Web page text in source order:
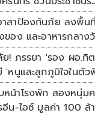
สาป้องกันภัย ลงพื้น
ของ และอาหารกลาง
งน้ำใส
ย! ภรรยา 'รอง ผอ.
'หนูและลูกภูมิใจในตัว
น้าโรงพัก สองหนุ่มค
อีน-ไอซ์ มูลค่า 100 ล้